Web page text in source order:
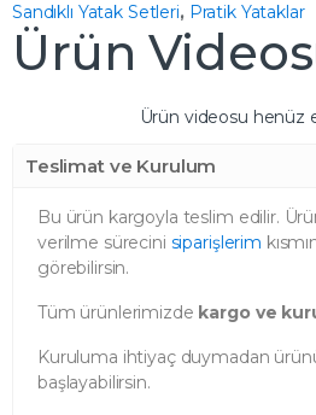
Sandıklı Yatak Setleri, Pratik Yataklar
Ürün
Ürün videosu henüz
Teslimat ve Kurulum
Bu ürün kargoyla teslim edilir.
verilme sürecini siparişlerim
görebilirsin.
Tüm ürünlerimizde kargo ve
Kuruluma ihtiyaç duymadan
başlayabilirsin.